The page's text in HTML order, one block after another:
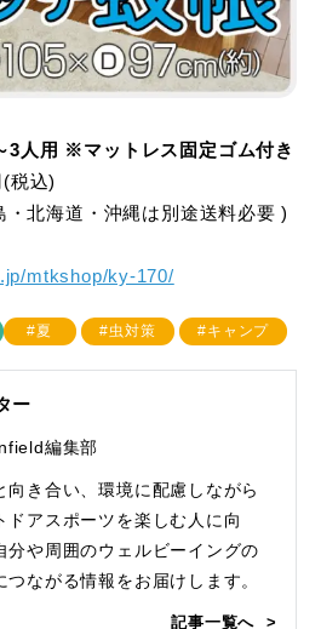
3人用 ※マットレス固定ゴム付き
税込)
北海道・沖縄は別途送料必要 )
mtkshop/ky-170/
#夏 #虫対策 #キャンプ
ー
編集部
向き合い、環境に配慮しながら
ドアスポーツを楽しむ人に向
分や周囲のウェルビーイングの
つながる情報をお届けします。
記事一覧へ